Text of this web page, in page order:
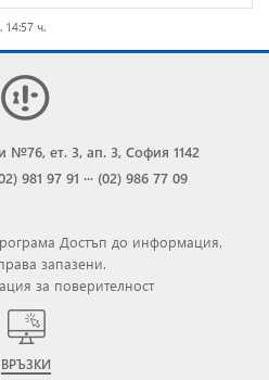
14:57 ч.
№76, ет. 3, ап. 3, София 1142
981 97 91 ··· (02) 986 77 09
Достъп до информация.
запазени.
за поверителност
ВРЪЗКИ